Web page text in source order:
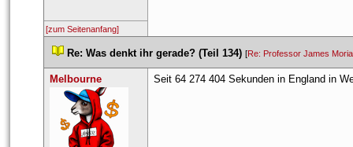
[zum Seitenanfang]
Re: Was denkt ihr gerade? (Teil 134) [Re: Professor James
Melbourne Seit 64 274 404 Sekunden in England in